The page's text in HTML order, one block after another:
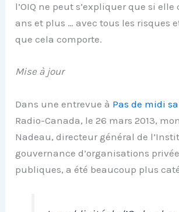
l’OIQ ne peut s’expliquer que si elle
ans et plus … avec tous les risques
que cela comporte.
Mise à jour
Dans une entrevue à Pas de midi
Radio-Canada, le 26 mars 2013,
Nadeau, directeur général de
gouvernance d’organisations
publiques, a été beaucoup plus